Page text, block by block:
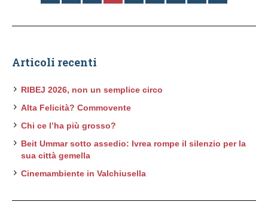
Articoli recenti
RIBEJ 2026, non un semplice circo
Alta Felicità? Commovente
Chi ce l’ha più grosso?
Beit Ummar sotto assedio: Ivrea rompe il silenzio per la
sua città gemella
Cinemambiente in Valchiusella